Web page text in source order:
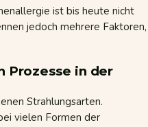
ist bis heute nicht
jedoch mehrere Faktoren,
Prozesse in der
Strahlungsarten.
vielen Formen der